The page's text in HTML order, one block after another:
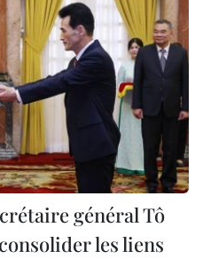
général Tô
les liens